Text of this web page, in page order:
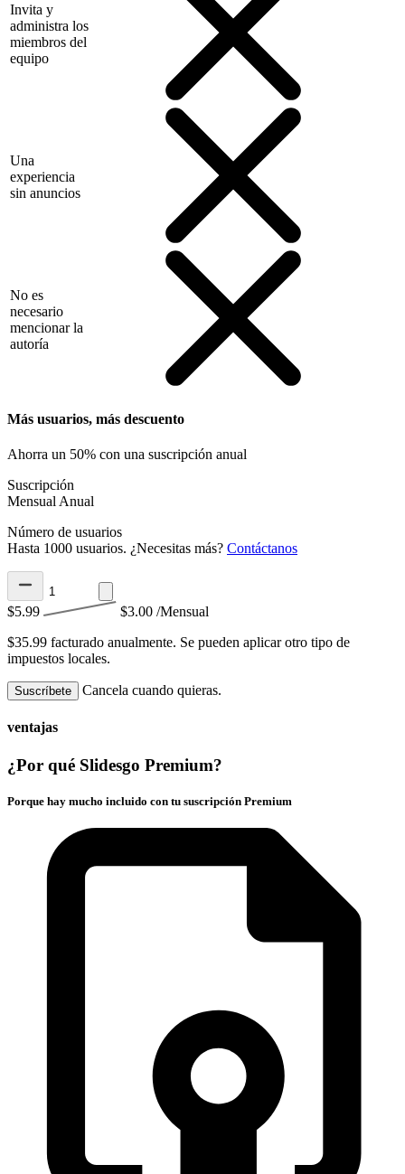
Invita y
administra los
miembros del
equipo
Una
experiencia
sin anuncios
No es
necesario
mencionar la
autoría
Más usuarios, más descuento
Ahorra un 50% con una suscripción anual
Suscripción
Mensual Anual
Número de usuarios
Hasta 1000 usuarios. ¿Necesitas más? Contáctanos
$5.99 $3.00 /Mensual
$35.99 facturado anualmente. Se pueden aplicar otro tipo de
impuestos locales.
Suscríbete Cancela cuando quieras.
ventajas
¿Por qué Slidesgo Premium?
Porque hay mucho incluido con tu suscripción Premium